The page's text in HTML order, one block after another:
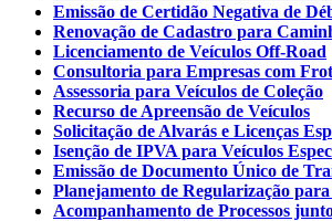
Emissão de Certidão Negativa de
Renovação de Cadastro para
Licenciamento de Veículos Off-Road
Consultoria para Empresas com
Assessoria para Veículos de Coleção
Recurso de Apreensão de Veículos
Solicitação de Alvarás e Licenças
Isenção de IPVA para Veículos
Emissão de Documento Único de
Planejamento de Regularização
Acompanhamento de Processos